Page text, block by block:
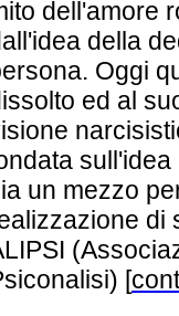
dell'amore
della
Oggi
ed al
un mezzo
di
[